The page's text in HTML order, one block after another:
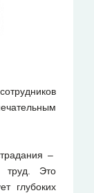
–
труд. Это
глубоких